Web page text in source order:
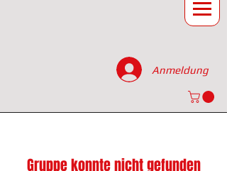
Anmeldung
Gruppe konnte nicht gefunden